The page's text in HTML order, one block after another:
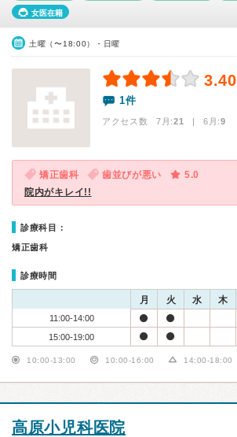
女医在籍
土曜（〜18:00）・日曜
3.40
1件
アクセス数 7月:21 | 6月:9
矯正歯科 歯並びが悪い
5.0
院内がキレイ!!
診療科目：
矯正歯科
診療時間
月 火 水 木
11:00-14:00
15:00-19:00
10:00-13:00 10:00-16:00 14:00-18:00
高原小児科医院